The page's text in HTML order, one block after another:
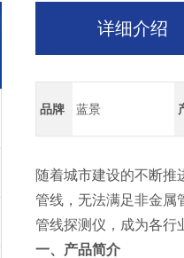
详细介绍
品牌 蓝景
随着城市建设的不断
管线，无法满足非金属
管线探测仪，成为各行
一、产品简介